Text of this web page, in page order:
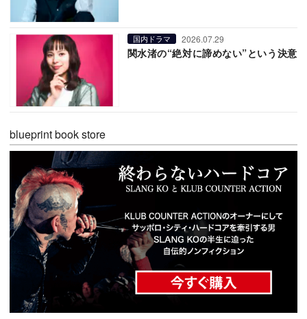
国内ドラマ 2026.07.29
関水渚の“絶対に諦めない”という決意
blueprint book store